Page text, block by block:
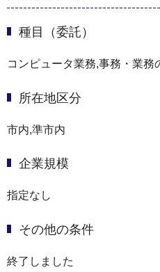
種目（委託）
コンピュータ業務,事務・業務
所在地区分
市内,準市内
企業規模
指定なし
その他の条件
終了しました